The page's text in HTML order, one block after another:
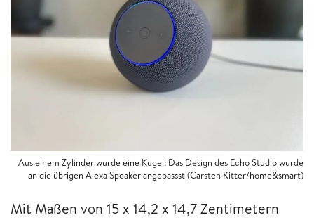
Aus einem Zylinder wurde eine Kugel: Das Design des Echo Studio wurde
an die übrigen Alexa Speaker angepassst (Carsten Kitter/home&smart)
Mit Maßen von 15 x 14,2 x 14,7 Zentimetern